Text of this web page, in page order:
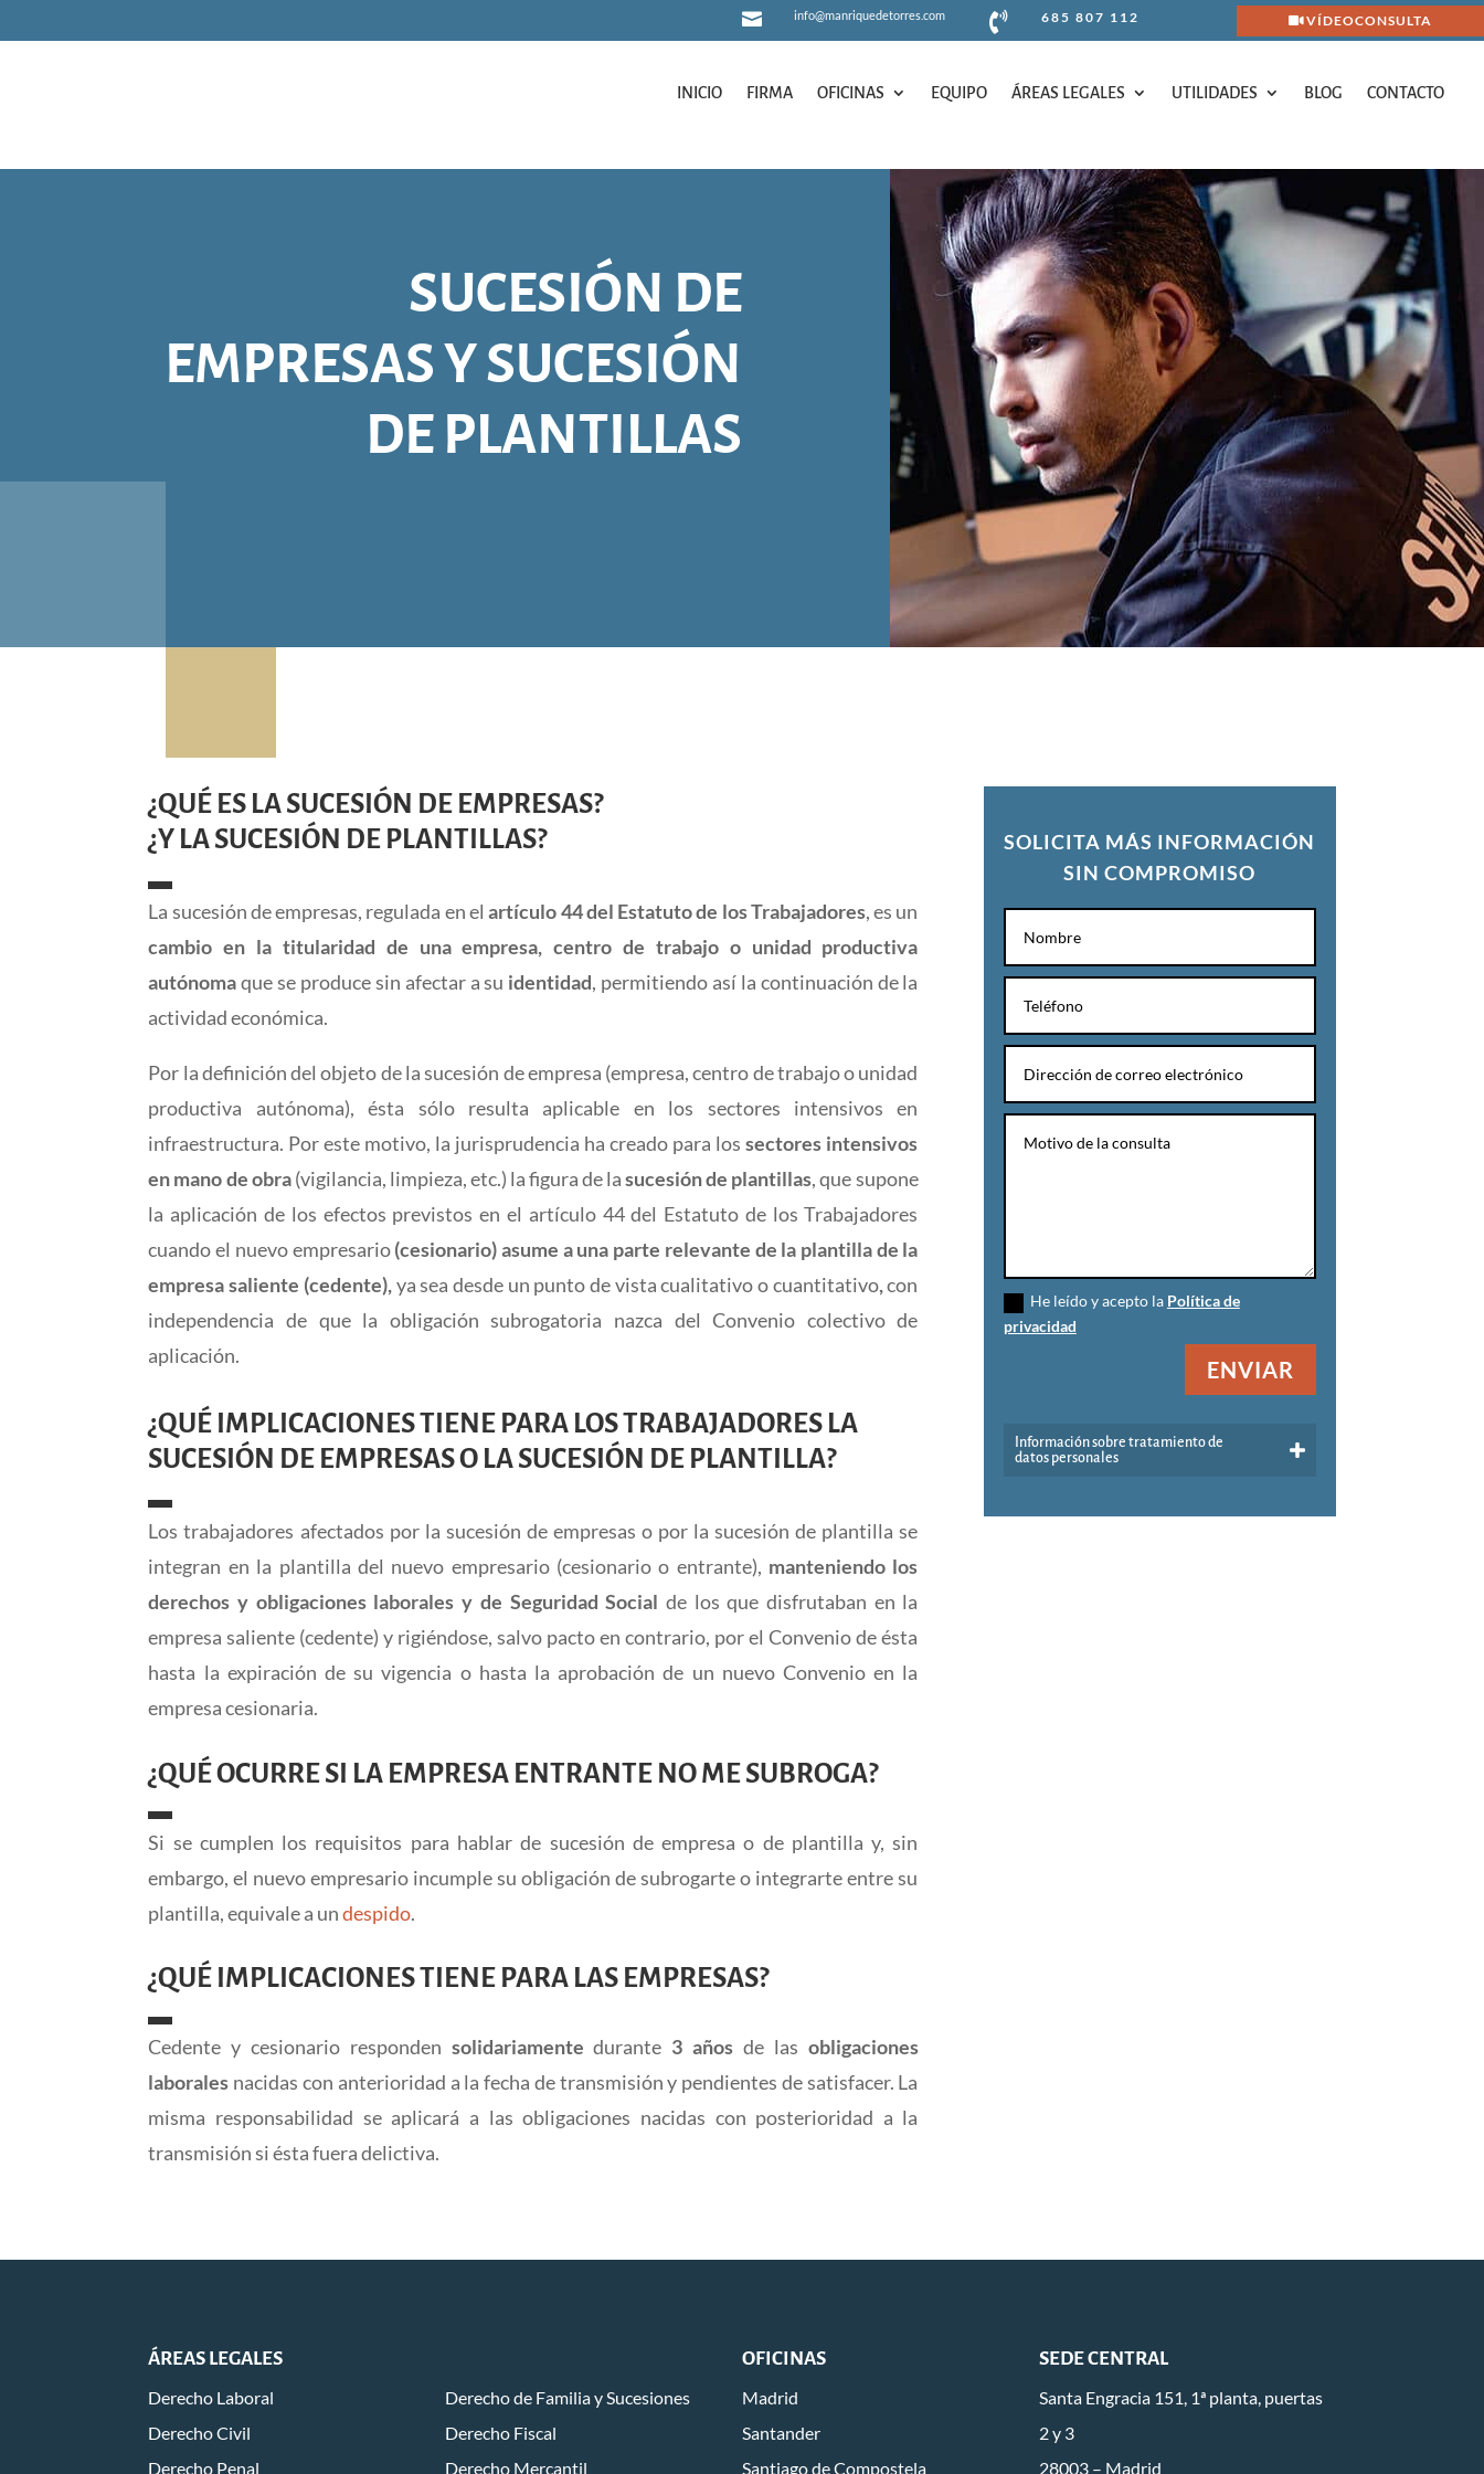
 info@manriquedetorres.com  685 807 112 VÍDEOCONSULTA
INICIO FIRMA OFICINAS EQUIPO ÁREAS LEGALES UTILIDADES BLOG CONTACTO
EQUIPO
SUCESIÓN DE
EMPRESAS Y SUCESIÓN
DE PLANTILLAS
¿QUÉ ES LA SUCESIÓN DE EMPRESAS?
¿Y LA SUCESIÓN DE PLANTILLAS?
La sucesión de empresas, regulada en elartículo 44 del Estatuto de los Trabajadores, es un
cambio en la titularidad de una empresa, centro de trabajo o unidad productiva
autónomaque se produce sin afectar a su identidad, permitiendo así la continuación de la
actividad económica.
Por la definición del objeto de la sucesión de empresa (empresa, centro de trabajo o unidad
productiva autónoma), ésta sólo resulta aplicable en los sectores intensivos en
infraestructura. Por este motivo, la jurisprudencia ha creado para lossectores intensivos
en mano de obra(vigilancia, limpieza, etc.) la figura de lasucesión de plantillas, que supone
la aplicación de los efectos previstos en el artículo 44 del Estatuto de los Trabajadores
cuando el nuevo empresario(cesionario) asume a una parte relevante de la plantilla de la
empresa saliente (cedente),ya sea desde un punto de vista cualitativo o cuantitativo,con
independencia de que la obligación subrogatoria nazca del Convenio colectivo de
aplicación.
¿QUÉ IMPLICACIONES TIENE PARA LOS TRABAJADORES LA
SUCESIÓN DE EMPRESAS O LA SUCESIÓN DE PLANTILLA?
Los trabajadores afectados por la sucesión de empresas o por la sucesión de plantilla se
integran en la plantilla del nuevo empresario (cesionario o entrante), manteniendo los
derechos y obligaciones laborales y de Seguridad Social de los que disfrutaban en la
empresa saliente (cedente) y rigiéndose, salvo pacto en contrario, por el Convenio de ésta
hasta la expiración de su vigencia o hasta la aprobación de un nuevo Convenio en la
empresa cesionaria.
¿QUÉ OCURRE SI LA EMPRESA ENTRANTE NO ME SUBROGA?
Si se cumplen los requisitos para hablar de sucesión de empresa o de plantilla y, sin
embargo, el nuevo empresario incumple su obligación de subrogarte o integrarte entre su
plantilla, equivale a undespido.
¿QUÉ IMPLICACIONES TIENE PARA LAS EMPRESAS?
Cedente y cesionario responden solidariamente durante 3 años de las obligaciones
laborales nacidas con anterioridad a la fecha de transmisión y pendientes de satisfacer. La
misma responsabilidad se aplicará a las obligaciones nacidas con posterioridad a la
transmisión si ésta fuera delictiva.
SOLICITA MÁS INFORMACIÓN
SIN COMPROMISO
He leído y acepto la Política de
privacidad
ENVIAR
Información sobre tratamiento de
datos personales
ÁREAS LEGALES
Derecho Laboral
Derecho Civil
Derecho Penal
Derecho de Familia y Sucesiones
Derecho Fiscal
Derecho Mercantil
OFICINAS
Madrid
Santander
Santiago de Compostela
SEDE CENTRAL
Santa Engracia 151, 1ª planta, puertas
2 y 3
28003 – Madrid